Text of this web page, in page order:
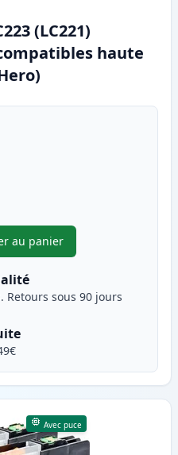
(LC221)
haute
au panier
,Pack de 2 Brother LC223
Retours sous 90 jours
Avec puce